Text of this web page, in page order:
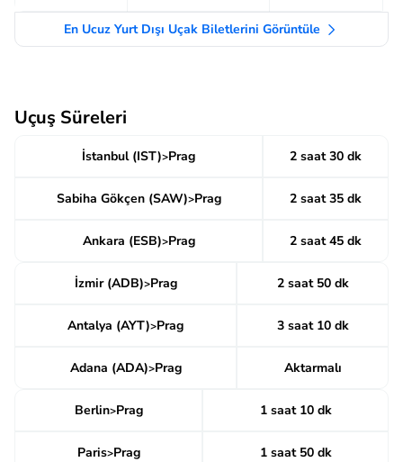
En Ucuz Yurt Dışı Uçak Biletlerini Görüntüle
Uçuş Süreleri
İstanbul (IST)>Prag 2 saat 30 dk
Sabiha Gökçen (SAW)>Prag 2 saat 35 dk
Ankara (ESB)>Prag 2 saat 45 dk
İzmir (ADB)>Prag 2 saat 50 dk
Antalya (AYT)>Prag 3 saat 10 dk
Adana (ADA)>Prag Aktarmalı
Berlin>Prag 1 saat 10 dk
Paris>Prag 1 saat 50 dk